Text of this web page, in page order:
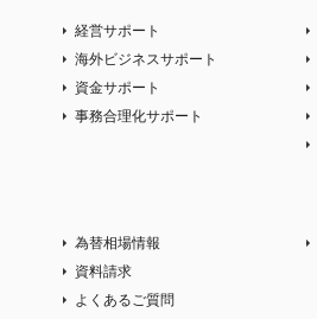
経営サポート
海外ビジネスサポート
資金サポート
事務合理化サポート
為替相場情報
資料請求
よくあるご質問